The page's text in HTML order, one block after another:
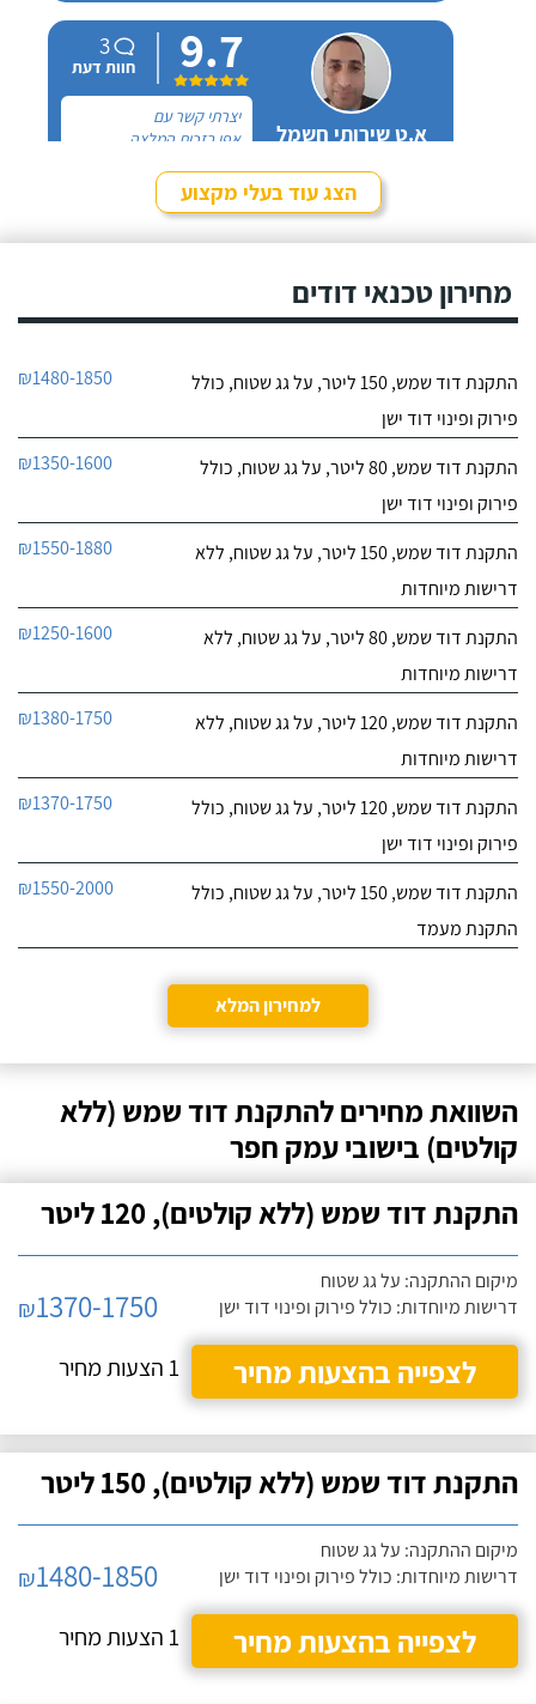
דודי שמש וחשמל".
א.ט שירותי חשמל
9.7
3
חוות דעת
יצרתי קשר עם
אפי בזכות המלצה
אחר ובסופו של דבר,
התרשמתי ממנו לטובהחייג עכשיו
הצג עוד בעלי מקצוע
מחירון טכנאי דודים
התקנת דוד שמש, 150 ליטר, על גג שטוח, כולל
פירוק ופינוי דוד ישן
₪1480-1850
התקנת דוד שמש, 80 ליטר, על גג שטוח, כולל
פירוק ופינוי דוד ישן
₪1350-1600
התקנת דוד שמש, 150 ליטר, על גג שטוח, ללא
דרישות מיוחדות
₪1550-1880
התקנת דוד שמש, 80 ליטר, על גג שטוח, ללא
דרישות מיוחדות
₪1250-1600
התקנת דוד שמש, 120 ליטר, על גג שטוח, ללא
דרישות מיוחדות
₪1380-1750
התקנת דוד שמש, 120 ליטר, על גג שטוח, כולל
פירוק ופינוי דוד ישן
₪1370-1750
התקנת דוד שמש, 150 ליטר, על גג שטוח, כולל
התקנת מעמד
₪1550-2000
למחירון המלא
השוואת מחירים להתקנת דוד שמש (ללא
קולטים) בישובי עמק חפר
התקנת דוד שמש (ללא קולטים), 120 ליטר
מיקום ההתקנה: על גג שטוח
דרישות מיוחדות: כולל פירוק ופינוי דוד ישן
₪1370-1750
לצפייה בהצעות מחיר
1 הצעות מחיר
התקנת דוד שמש (ללא קולטים), 150 ליטר
מיקום ההתקנה: על גג שטוח
דרישות מיוחדות: כולל פירוק ופינוי דוד ישן
₪1480-1850
לצפייה בהצעות מחיר
1 הצעות מחיר